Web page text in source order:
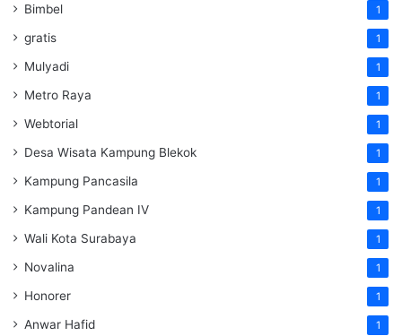
Bimbel 1
gratis 1
Mulyadi 1
Metro Raya 1
Webtorial 1
Desa Wisata Kampung Blekok 1
Kampung Pancasila 1
Kampung Pandean IV 1
Wali Kota Surabaya 1
Novalina 1
Honorer 1
Anwar Hafid 1